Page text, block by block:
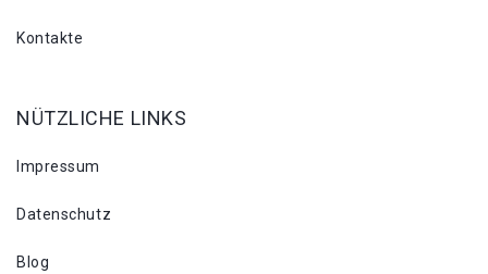
Kontakte
NÜTZLICHE LINKS
Impressum
Datenschutz
Blog